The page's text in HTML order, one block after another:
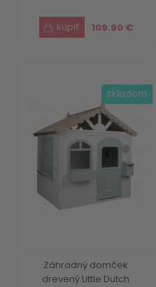
109.90 €
Záhradný domček
drevený Little Dutch
skladom